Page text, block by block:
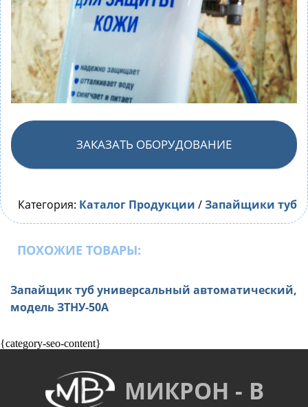
ЗАКАЗАТЬ ОБОРУДОВАНИЕ
Категория: Каталог Продукции /Запайщики туб
ПОХОЖИЕ ТОВАРЫ:
Запайщик туб универсальный автоматический,
модель ЗТНУ-50А
{category-seo-content}
МИКРОН - В